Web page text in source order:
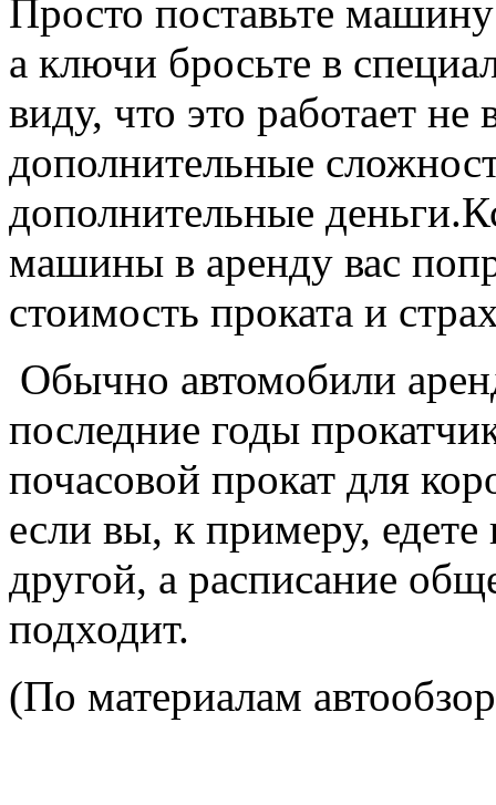
Просто поставьте
а ключи бросьте в
виду, что это работает не
дополнительные
дополнительные
машины в аренду вас
стоимость проката и
Обычно автомобили
последние годы
почасовой прокат для
если вы, к примеру,
другой, а расписание
подходит.
(По материалам